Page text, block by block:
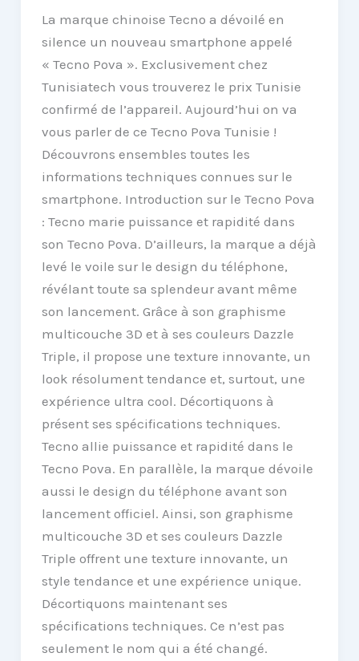
La marque chinoise Tecno a dévoilé en
silence un nouveau smartphone appelé
« Tecno Pova ». Exclusivement chez
Tunisiatech vous trouverez le prix Tunisie
confirmé de l’appareil. Aujourd’hui on va
vous parler de ce Tecno Pova Tunisie !
Découvrons ensembles toutes les
informations techniques connues sur le
smartphone. Introduction sur le Tecno Pova
: Tecno marie puissance et rapidité dans
son Tecno Pova. D’ailleurs, la marque a déjà
levé le voile sur le design du téléphone,
révélant toute sa splendeur avant même
son lancement. Grâce à son graphisme
multicouche 3D et à ses couleurs Dazzle
Triple, il propose une texture innovante, un
look résolument tendance et, surtout, une
expérience ultra cool. Décortiquons à
présent ses spécifications techniques.
Tecno allie puissance et rapidité dans le
Tecno Pova. En parallèle, la marque dévoile
aussi le design du téléphone avant son
lancement officiel. Ainsi, son graphisme
multicouche 3D et ses couleurs Dazzle
Triple offrent une texture innovante, un
style tendance et une expérience unique.
Décortiquons maintenant ses
spécifications techniques. Ce n’est pas
seulement le nom qui a été changé.